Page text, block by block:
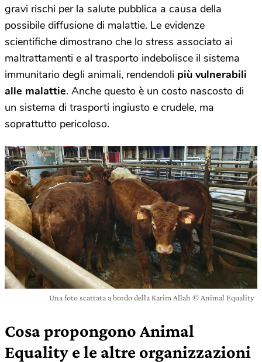
gravi rischi per la salute pubblica a causa della
possibile diffusione di malattie. Le evidenze
scientifiche dimostrano che lo stress associato ai
maltrattamenti e al trasporto indebolisce il sistema
immunitario degli animali, rendendoli più vulnerabili
alle malattie. Anche questo è un costo nascosto di
un sistema di trasporti ingiusto e crudele, ma
soprattutto pericoloso.
Una foto scattata a bordo della Karim Allah © Animal Equality
Cosa propongono Animal
Equality e le altre organizzazioni